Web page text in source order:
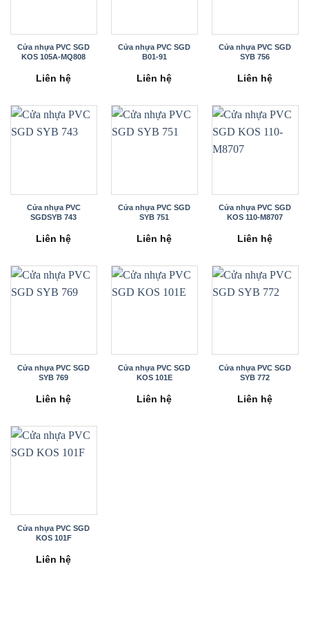
Cửa nhựa PVC SGD
KOS 105A-MQ808
Liên hệ
Cửa nhựa PVC SGD
B01-91
Liên hệ
Cửa nhựa PVC SGD
SYB 756
Liên hệ
Cửa nhựa PVC
SGDSYB 743
Liên hệ
Cửa nhựa PVC SGD
SYB 751
Liên hệ
Cửa nhựa PVC SGD
KOS 110-M8707
Liên hệ
Cửa nhựa PVC SGD
SYB 769
Liên hệ
Cửa nhựa PVC SGD
KOS 101E
Liên hệ
Cửa nhựa PVC SGD
SYB 772
Liên hệ
Cửa nhựa PVC SGD
KOS 101F
Liên hệ